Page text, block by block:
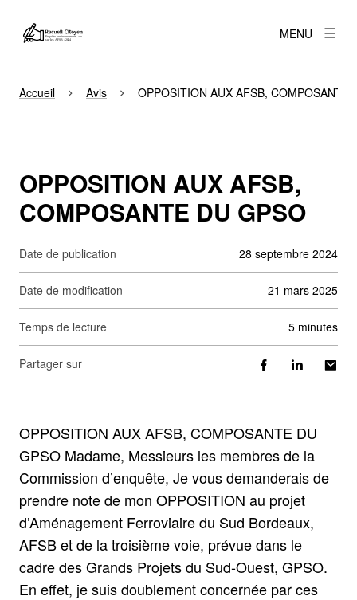
MENU
Accueil Avis OPPOSITION AUX AFSB, COMPOSANTE
OPPOSITION AUX AFSB,
COMPOSANTE DU GPSO
Date de publication 28 septembre 2024
Date de modification 21 mars 2025
Temps de lecture 5 minutes
Partager sur
OPPOSITION AUX AFSB, COMPOSANTE DU
GPSO Madame, Messieurs les membres de la
Commission d’enquête, Je vous demanderais de
prendre note de mon OPPOSITION au projet
d’Aménagement Ferroviaire du Sud Bordeaux,
AFSB et de la troisième voie, prévue dans le
cadre des Grands Projets du Sud-Ouest, GPSO.
En effet, je suis doublement concernée par ces